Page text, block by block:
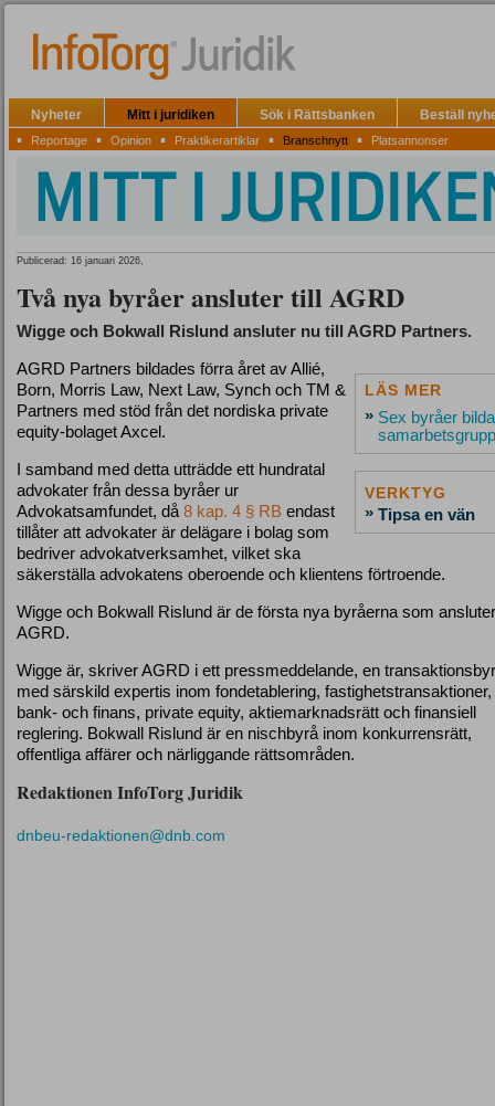
Nyheter Mitt i juridiken Sök i Rättsbanken Beställ
▪ Reportage ▪ Opinion ▪ Praktikerartiklar ▪ Branschnytt ▪ Platsannonser
Publicerad: 16 januari 2026,
Två nya byråer ansluter till AGRD
Wigge och Bokwall Rislund ansluter nu till AGRD Partners.
LÄS MER
» Sex byråer
samarbetsgrupp
VERKTYG
» Tipsa en vän
AGRD Partners bildades förra året av Allié,
Born, Morris Law, Next Law, Synch och TM &
Partners med stöd från det nordiska private
equity-bolaget Axcel.
I samband med detta utträdde ett hundratal
advokater från dessa byråer ur
Advokatsamfundet, då 8 kap. 4 § RB endast
tillåter att advokater är delägare i bolag som
bedriver advokatverksamhet, vilket ska
säkerställa advokatens oberoende och klientens förtroende.
Wigge och Bokwall Rislund är de första nya byråerna som
AGRD.
Wigge är, skriver AGRD i ett pressmeddelande, en
med särskild expertis inom fondetablering, fastighetstransaktioner,
bank- och finans, private equity, aktiemarknadsrätt och finansiell
reglering. Bokwall Rislund är en nischbyrå inom konkurrensrätt,
offentliga affärer och närliggande rättsområden.
Redaktionen InfoTorg Juridik
dnbeu-redaktionen@dnb.com